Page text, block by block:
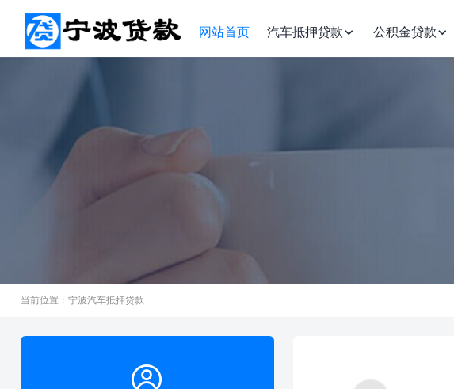
网站首页 汽车抵押贷款 公积金贷款
当前位置：宁波汽车抵押贷款